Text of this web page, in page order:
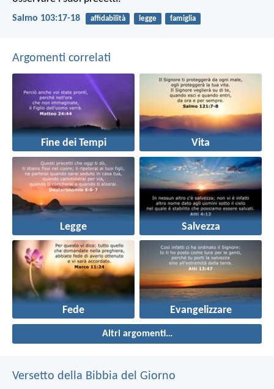
Salmo 103:17-18 affidabilità legge famiglia
Argomenti correlati
Fine dei Tempi Vita
Legge Salvezza
Fede Evangelizzare
Altri argomenti…
Versetto della Bibbia del Giorno